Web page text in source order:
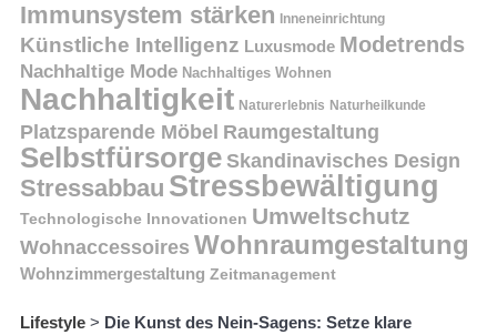
Immunsystem stärken Inneneinrichtung
Künstliche Intelligenz Luxusmode Modetrends
Nachhaltige Mode Nachhaltiges Wohnen
Nachhaltigkeit Naturerlebnis Naturheilkunde
Platzsparende Möbel Raumgestaltung
Selbstfürsorge Skandinavisches Design
Stressabbau Stressbewältigung
Technologische Innovationen Umweltschutz
Wohnaccessoires Wohnraumgestaltung
Wohnzimmergestaltung Zeitmanagement
Lifestyle > Die Kunst des Nein-Sagens: Setze klare